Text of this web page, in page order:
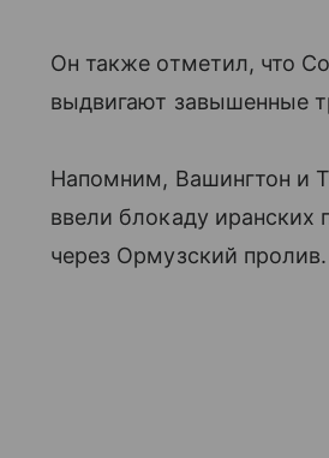
Он также отметил, что
выдвигают завышенные
Напомним, Вашингтон и
ввели блокаду иранских
через Ормузский пролив.